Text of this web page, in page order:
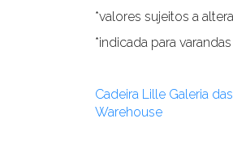
*valores sujeitos a
*indicada para
Cadeira Lille Galeria
Warehouse